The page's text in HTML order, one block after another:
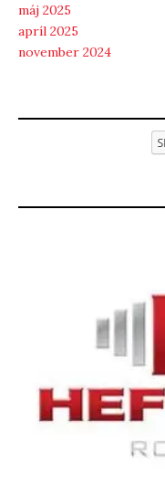
máj 2025
apríl 2025
november 2024